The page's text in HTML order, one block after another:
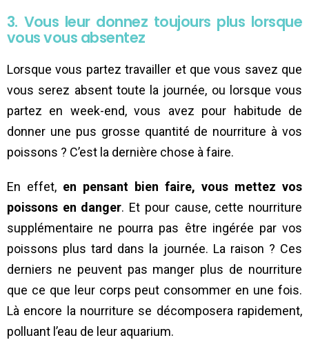
3. Vous leur donnez toujours plus lorsque
vous vous absentez
Lorsque vous partez travailler et que vous savez que
vous serez absent toute la journée, ou lorsque vous
partez en week-end, vous avez pour habitude de
donner une pus grosse quantité de nourriture à vos
poissons ? C’est la dernière chose à faire.
En effet, en pensant bien faire, vous mettez vos
poissons en danger. Et pour cause, cette nourriture
supplémentaire ne pourra pas être ingérée par vos
poissons plus tard dans la journée. La raison ? Ces
derniers ne peuvent pas manger plus de nourriture
que ce que leur corps peut consommer en une fois.
Là encore la nourriture se décomposera rapidement,
polluant l’eau de leur aquarium.